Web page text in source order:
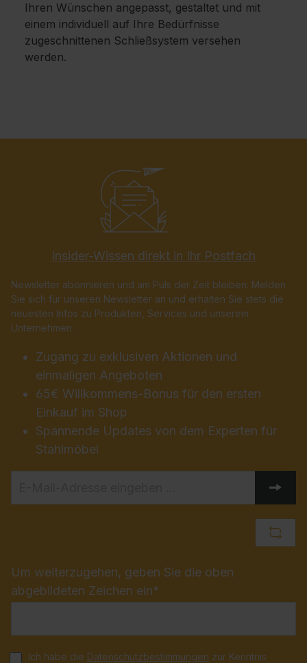
Ihren Wünschen angepasst, gestaltet und mit
einem individuell auf Ihre Bedürfnisse
zugeschnittenen Schließsystem versehen
werden.
Insider-Wissen direkt in Ihr Postfach
Newsletter abonnieren und am Puls der Zeit bleiben: Melden
Sie sich für unseren Newsletter an und erhalten Sie stets die
neuesten Infos zu Produkten, Services und unserem
Unternehmen.
Zugang zu exklusiven Aktionen und
einmaligen Angeboten
65€ Willkommens-Bonus für den ersten
Einkauf im Shop
Spannende Updates von dem Experten für
Stahlmöbel
Um weiterzugehen, geben Sie die oben
abgebildeten Zeichen ein*
Ich habe die Datenschutzbestimmungen zur Kenntnis